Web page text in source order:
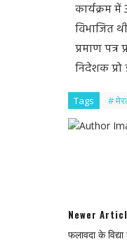
कार्यक्रम
विभाजित
प्रमाण
निदेशक प्रो
Tags #
Newer
फलावदा के